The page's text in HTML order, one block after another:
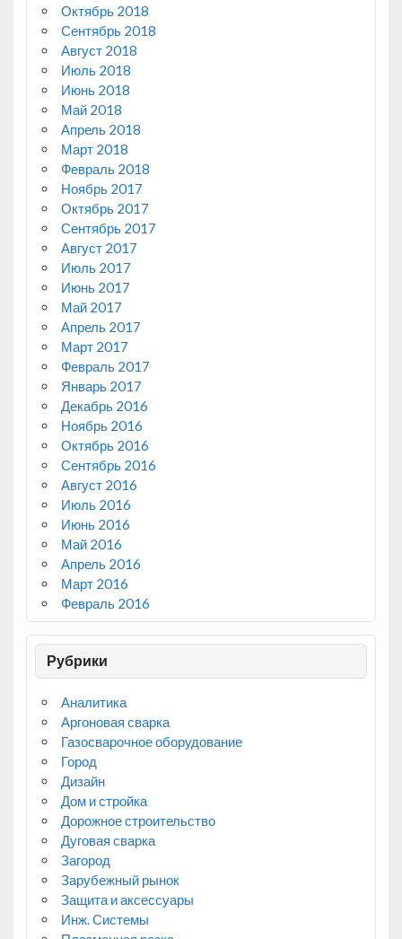
Октябрь 2018
Сентябрь 2018
Август 2018
Июль 2018
Июнь 2018
Май 2018
Апрель 2018
Март 2018
Февраль 2018
Ноябрь 2017
Октябрь 2017
Сентябрь 2017
Август 2017
Июль 2017
Июнь 2017
Май 2017
Апрель 2017
Март 2017
Февраль 2017
Январь 2017
Декабрь 2016
Ноябрь 2016
Октябрь 2016
Сентябрь 2016
Август 2016
Июль 2016
Июнь 2016
Май 2016
Апрель 2016
Март 2016
Февраль 2016
Рубрики
Аналитика
Аргоновая сварка
Газосварочное оборудование
Город
Дизайн
Дом и стройка
Дорожное строительство
Дуговая сварка
Загород
Зарубежный рынок
Защита и аксессуары
Инж. Системы